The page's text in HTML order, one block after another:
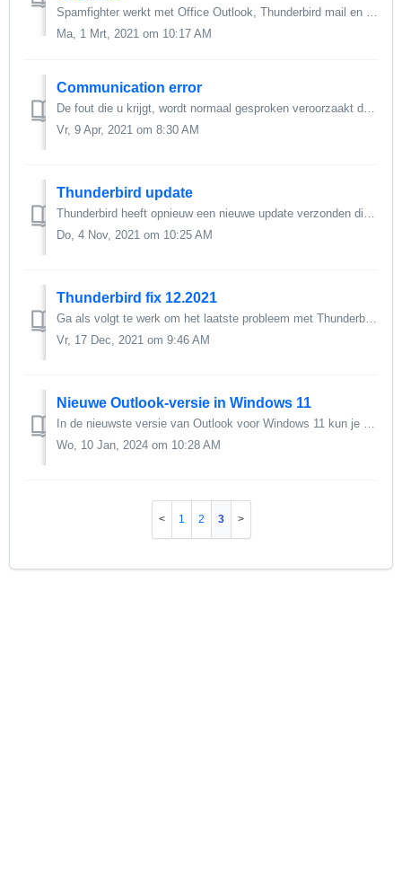
Spamfighter werkt met Office Outlook, Thunderbird mail en Windows Live Mail. U kunt bijvoorbeeld Thunderbird-mail gratis downloaden als alternatief voor uw ...
Ma, 1 Mrt, 2021 om 10:17 AM
Communication error
De fout die u krijgt, wordt normaal gesproken veroorzaakt doordat uw firewall de communicatie met onze server blokkeert. Probeer uw antivirus en firewall ui...
Vr, 9 Apr, 2021 om 8:30 AM
Thunderbird update
Thunderbird heeft opnieuw een nieuwe update verzonden die een probleem veroorzaakt voor Spamfighter om correct te werken. We zullen daarom de nodige wijzigi...
Do, 4 Nov, 2021 om 10:25 AM
Thunderbird fix 12.2021
Ga als volgt te werk om het laatste probleem met Thunderbird en Spamfighter op te lossen: Verwijder uw oude Spamfighter-versie niet, maar installeer de ...
Vr, 17 Dec, 2021 om 9:46 AM
Nieuwe Outlook-versie in Windows 11
In de nieuwste versie van Outlook voor Windows 11 kun je een bètaversie van "nieuw Outlook" inschakelen. Deze functie wordt niet ondersteund door ...
Wo, 10 Jan, 2024 om 10:28 AM
1 2 3